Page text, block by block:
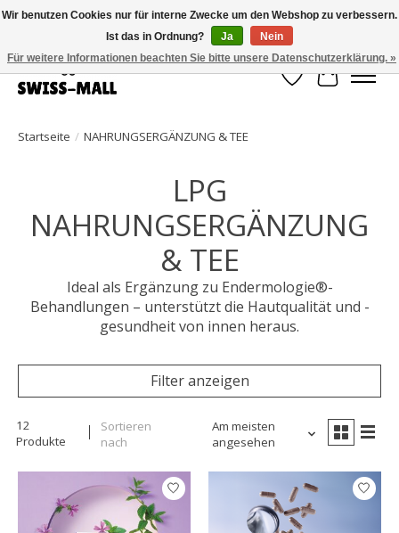
Kostenloser Versand ab CHF 250 – pünktlich und zuverlässig geliefert
Wunschzettel
Ihr
Startseite / NAHRUNGSERGÄNZUNG & TEE
LPG
NAHRUNGSERGÄNZUNG
& TEE
Ideal als Ergänzung zu Endermologie®-
Behandlungen – unterstützt die Hautqualität und -
gesundheit von innen heraus.
Filter anzeigen
12
Produkte
Sortieren
nach
Am meisten
angesehen
Wir benutzen Cookies nur für interne Zwecke um den Webshop zu verbessern.
Ist das in Ordnung?
Ja
Nein
Für weitere Informationen beachten Sie bitte unsere Datenschutzerklärung. »